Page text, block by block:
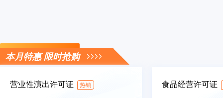
立即咨询
本月特惠 限时抢购
营业性演出许可证 热销 食品经营许可证